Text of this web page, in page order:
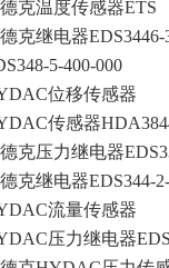
克温度传感器ETS
克继电器EDS3446-
5-400-000
位移传感器
传感器
克压力继电器
克继电器EDS344-
流量传感器
压力继电器